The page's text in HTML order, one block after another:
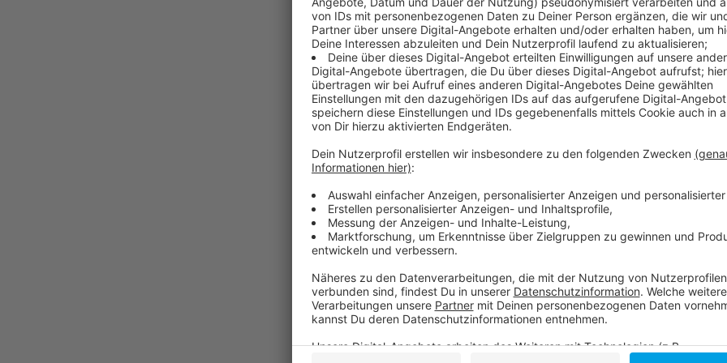
In den zwei Stunden widmen sie sich ausführlich
Unter Freunden in Düsseldorf", die am 7. Dezember
Düsseldorf stattfindet.
Darüber hinaus gewährtenkelson.persönliche
Anzeige
Anzeige
Der Talk mit enkelson. vom